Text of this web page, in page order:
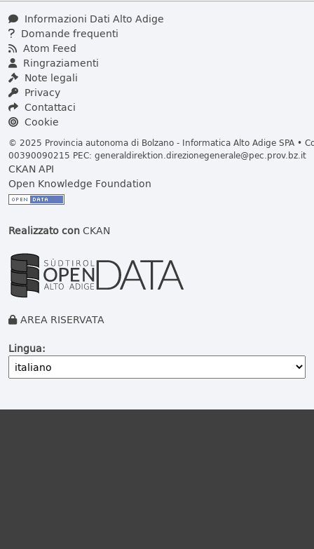
Informazioni Dati Alto Adige
Domande frequenti
Atom Feed
Ringraziamenti
Note legali
Privacy
Contattaci
Cookie
© 2025 Provincia autonoma di Bolzano - Informatica Alto Adige SPA •
00390090215 PEC: generaldirektion.direzionegenerale@pec.prov.bz.it
CKAN API
Open Knowledge Foundation
Realizzato conCKAN
AREA RISERVATA
Lingua